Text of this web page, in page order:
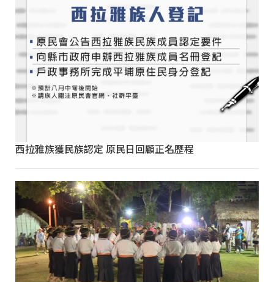
西拉雅族獲民族認定 原民日回顧正名歷程